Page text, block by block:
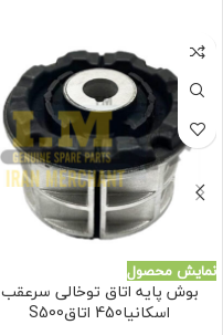
نمایش محصول
بوش پایه اتاق توخالی سرعقب
اسکانیا450 اتاقS500